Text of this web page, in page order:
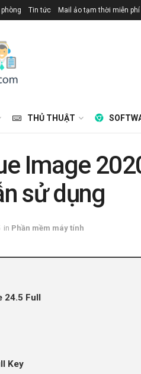
Tin tức Mail ảo tạm thời miễn phí
THỦ THUẬT
Image
sử dụng
in Phần mềm máy tính
24.5 Full
Key